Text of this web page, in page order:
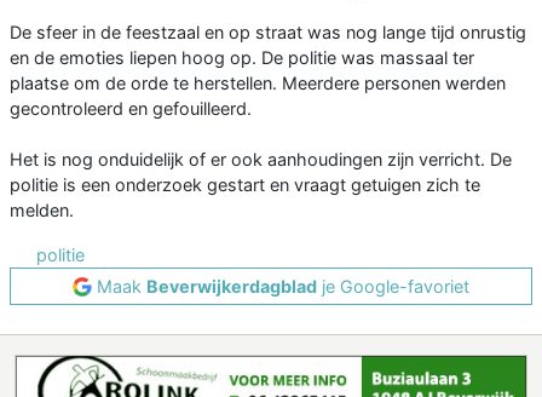
De sfeer in de feestzaal en op straat was nog lange tijd onrustig
en de emoties liepen hoog op. De politie was massaal ter
plaatse om de orde te herstellen. Meerdere personen werden
gecontroleerd en gefouilleerd.
Het is nog onduidelijk of er ook aanhoudingen zijn verricht. De
politie is een onderzoek gestart en vraagt getuigen zich te
melden.
politie
Maak Beverwijkerdagblad je Google-favoriet